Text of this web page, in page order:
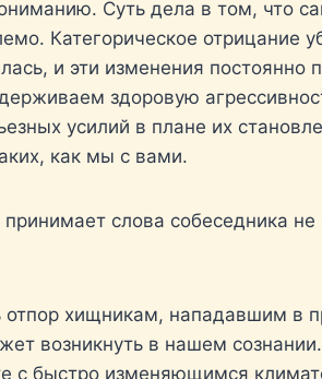
Суть дела в том, что
Категорическое отрицание
и эти изменения
здоровую
усилий в плане их
как мы с вами.
принимает слова собеседника
хищникам, нападавшим в
возникнуть в нашем
с быстро изменяющимся